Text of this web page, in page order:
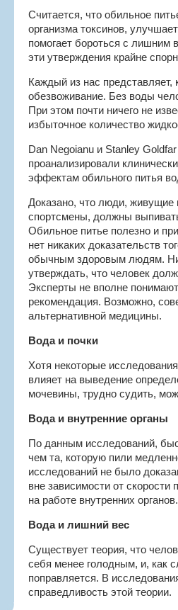
Считается, что обильное
организма токсинов,
помогает бороться с лишним
эти утверждения крайне
Каждый из нас представляет,
обезвоживание. Без воды
При этом почти ничего не
избыточное количество
Dan Negoianu и Stanley
проанализировали
эффектам обильного питья
Доказано, что люди, живущие
спортсмены, должны
Обильное питье полезно и
нет никаких доказательств
обычным здоровым людям. Ни
утверждать, что человек
Эксперты не вполне
рекомендация. Возможно,
альтернативной медицины.
Вода и почки
Хотя некоторые
влияет на выведение
мочевины, трудно судить,
Вода и внутренние органы
По данным исследований,
чем та, которую пили
исследований не было
вне зависимости от скорости
на работе внутренних органов.
Вода и лишний вес
Существует теория, что
себя менее голодным, и, как
поправляется. В
справедливость этой теории.